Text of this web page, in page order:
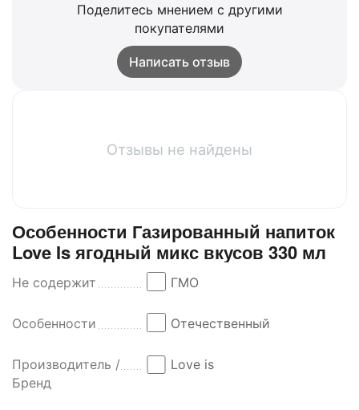
Поделитесь мнением с другими
покупателями
Написать отзыв
Отзывы не найдены
Особенности Газированный напиток
Love Is ягодный микс вкусов 330 мл
Не содержит ГМО
Особенности Отечественный
Производитель /
Бренд
Love is